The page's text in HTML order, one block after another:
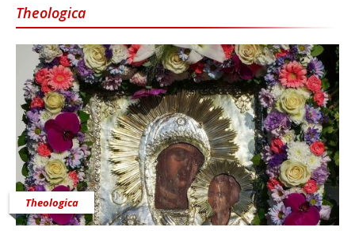
Theologica
Theologica